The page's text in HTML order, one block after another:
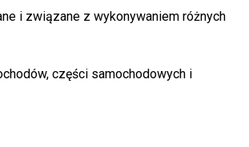
i związane z wykonywaniem różnych
części samochodowych i